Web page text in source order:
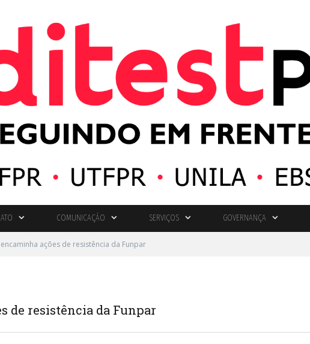
COMUNICAÇÃO SERVIÇOS GOVERNANÇA
ações de resistência da Funpar
de resistência da Funpar